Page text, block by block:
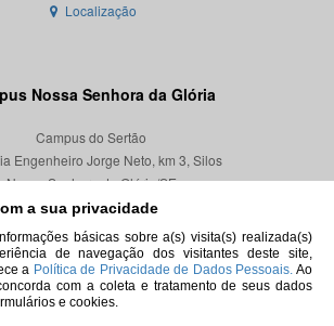
a sua privacidade
básicas sobre a(s) visita(s) realizada(s)
de navegação dos visitantes deste site,
a Política de Privacidade de Dados Pessoais. Ao
com a coleta e tratamento de seus dados
e cookies.
Localização
Nossa Senhora da Glória
Campus do Sertão
Engenheiro Jorge Neto, km 3, Silos
Nossa Senhora da Glória/SE
CEP 49680-000
Localização